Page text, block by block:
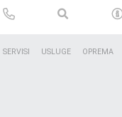
SERVISI USLUGE OPREMA